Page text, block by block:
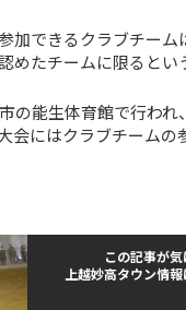
加できるクラブチーム
めたチームに限るとい
の能生体育館で行われ
会にはクラブチームの
この記事が
上越妙高タウン情